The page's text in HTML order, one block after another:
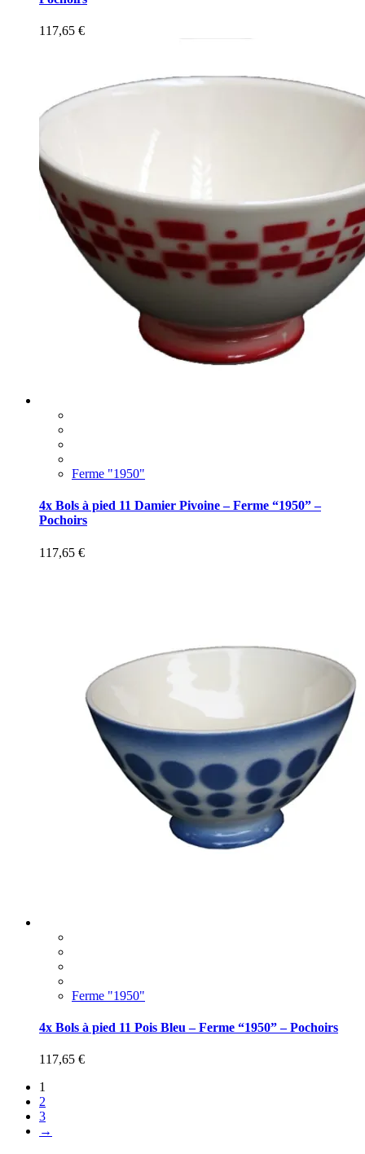
117,65 €
Ferme "1950"
4x Bols à pied 11 Damier Pivoine – Ferme “1950” –
Pochoirs
117,65 €
Ferme "1950"
4x Bols à pied 11 Pois Bleu – Ferme “1950” – Pochoirs
117,65 €
1
2
3
→